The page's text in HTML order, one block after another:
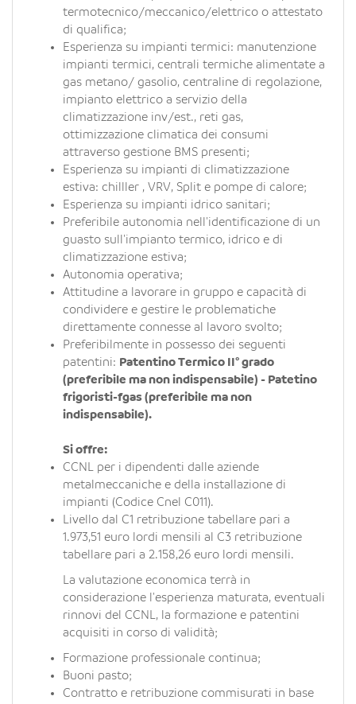
PT
termotecnico/meccanico/elettrico o attestato
di qualifica;
Esperienza su impianti termici: manutenzione
impianti termici, centrali termiche alimentate a
gas metano/ gasolio, centraline di regolazione,
impianto elettrico a servizio della
climatizzazione inv/est., reti gas,
ottimizzazione climatica dei consumi
attraverso gestione BMS presenti;
Esperienza su impianti di climatizzazione
estiva: chilller , VRV, Split e pompe di calore;
Esperienza su impianti idrico sanitari;
Preferibile autonomia nell'identificazione di un
guasto sull'impianto termico, idrico e di
climatizzazione estiva;
Autonomia operativa;
Attitudine a lavorare in gruppo e capacità di
condividere e gestire le problematiche
direttamente connesse al lavoro svolto;
Preferibilmente in possesso dei seguenti
patentini: Patentino Termico II° grado
(preferibile ma non indispensabile) - Patetino
frigoristi-fgas (preferibile ma non
indispensabile).
Si offre:
CCNL per i dipendenti dalle aziende
metalmeccaniche e della installazione di
impianti (Codice Cnel C011).
Livello dal C1 retribuzione tabellare pari a
1.973,51 euro lordi mensili al C3 retribuzione
tabellare pari a 2.158,26 euro lordi mensili.
La valutazione economica terrà in
considerazione l'esperienza maturata, eventuali
rinnovi del CCNL, la formazione e patentini
acquisiti in corso di validità;
Formazione professionale continua;
Buoni pasto;
Contratto e retribuzione commisurati in base